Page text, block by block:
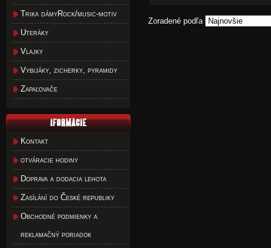
Trika dámyRock/music-motiv
Uteráky
Vlajky
Vybijáky, zicherky, pyramidy
Zapaľovače
Kontakt
otváracie hodiny
Doprava a dodacia lehota
Zasílání do České republiky
Obchodné podmienky a
reklamačný poriadok
Zoradené podľa